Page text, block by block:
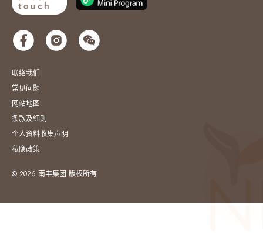
联络我们
常见问题
网站地图
条款及细则
个人资料收集声明
私隐政策
© 2026 南丰集团 版权所有